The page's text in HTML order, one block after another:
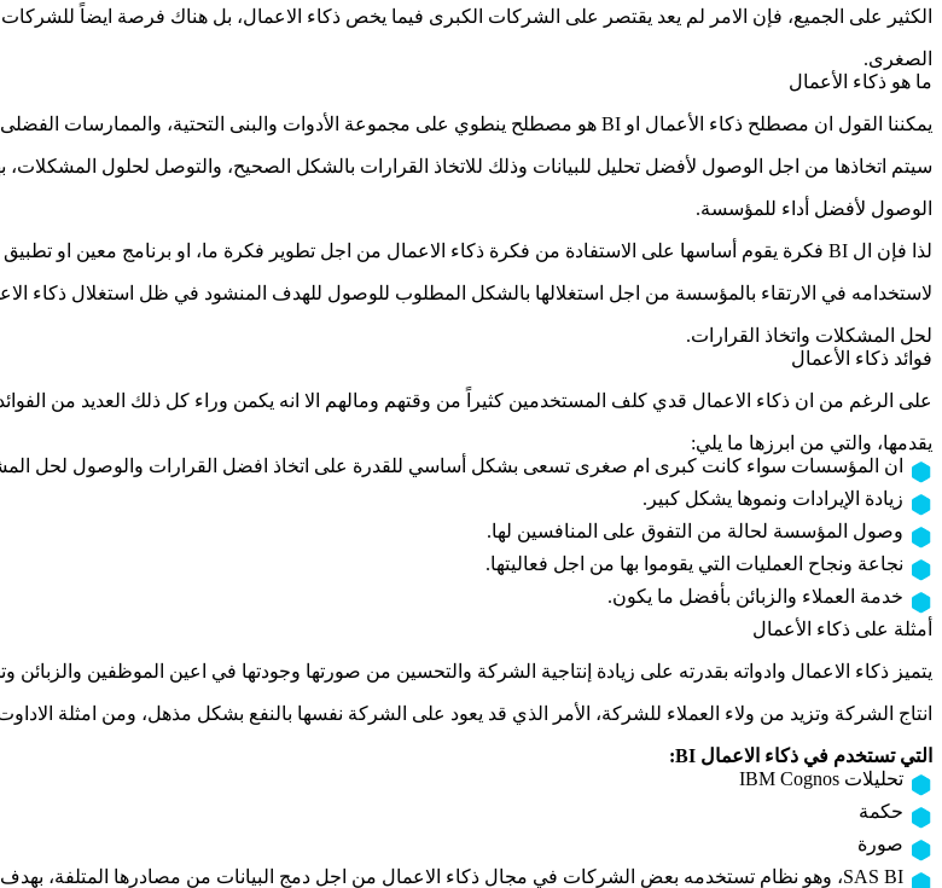
الكثير على الجميع، فإن الامر لم يعد يقتصر على الشركات الكبرى فيما يخص ذكاء الاعمال، بل هناك فرصة ايضاً للشركات
الصغرى.
ما هو ذكاء الأعمال
يمكننا القول ان مصطلح ذكاء الأعمال او BI هو مصطلح ينطوي على مجموعة الأدوات والبنى التحتية، والممارسات الفضلى التي
سيتم اتخاذها من اجل الوصول لأفضل تحليل للبيانات وذلك للاتخاذ القرارات بالشكل الصحيح، والتوصل لحلول المشكلات،
الوصول لأفضل أداء للمؤسسة.
لذا فإن ال BI فكرة يقوم أساسها على الاستفادة من فكرة ذكاء الاعمال من اجل تطوير فكرة ما، او برنامج معين او تطبيق
لاستخدامه في الارتقاء بالمؤسسة من اجل استغلالها بالشكل المطلوب للوصول للهدف المنشود في ظل استغلال ذكاء
لحل المشكلات واتخاذ القرارات.
فوائد ذكاء الأعمال
على الرغم من ان ذكاء الاعمال قدي كلف المستخدمين كثيراً من وقتهم ومالهم الا انه يكمن وراء كل ذلك العديد من
يقدمها، والتي من ابرزها ما يلي:
ان المؤسسات سواء كانت كبرى ام صغرى تسعى بشكل أساسي للقدرة على اتخاذ افضل القرارات والوصول لحل
زيادة الإيرادات ونموها يشكل كبير.
وصول المؤسسة لحالة من التفوق على المنافسين لها.
نجاعة ونجاح العمليات التي يقوموا بها من اجل فعاليتها.
خدمة العملاء والزبائن بأفضل ما يكون.
أمثلة على ذكاء الأعمال
يتميز ذكاء الاعمال وادواته بقدرته على زيادة إنتاجية الشركة والتحسين من صورتها وجودتها في اعين الموظفين والزبائن
انتاج الشركة وتزيد من ولاء العملاء للشركة، الأمر الذي قد يعود على الشركة نفسها بالنفع بشكل مذهل، ومن امثلة
التي تستخدم في ذكاء الاعمال BI:
تحليلات IBM Cognos
حكمة
صورة
SAS BI، وهو نظام تستخدمه بعض الشركات في مجال ذكاء الاعمال من اجل دمج البيانات من مصادرها المتلفة، بهدف انتاج تقارير شاملة ومختلفة تزيد من إنتاجية وتحسن صورة الشركة.